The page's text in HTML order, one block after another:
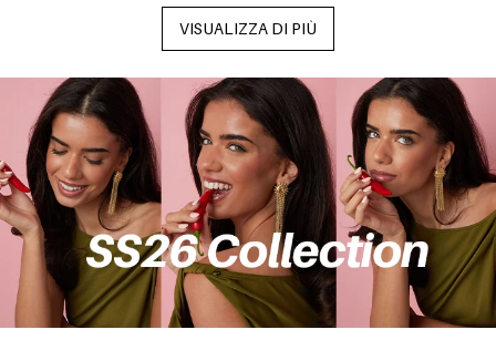
VISUALIZZA DI PIÙ